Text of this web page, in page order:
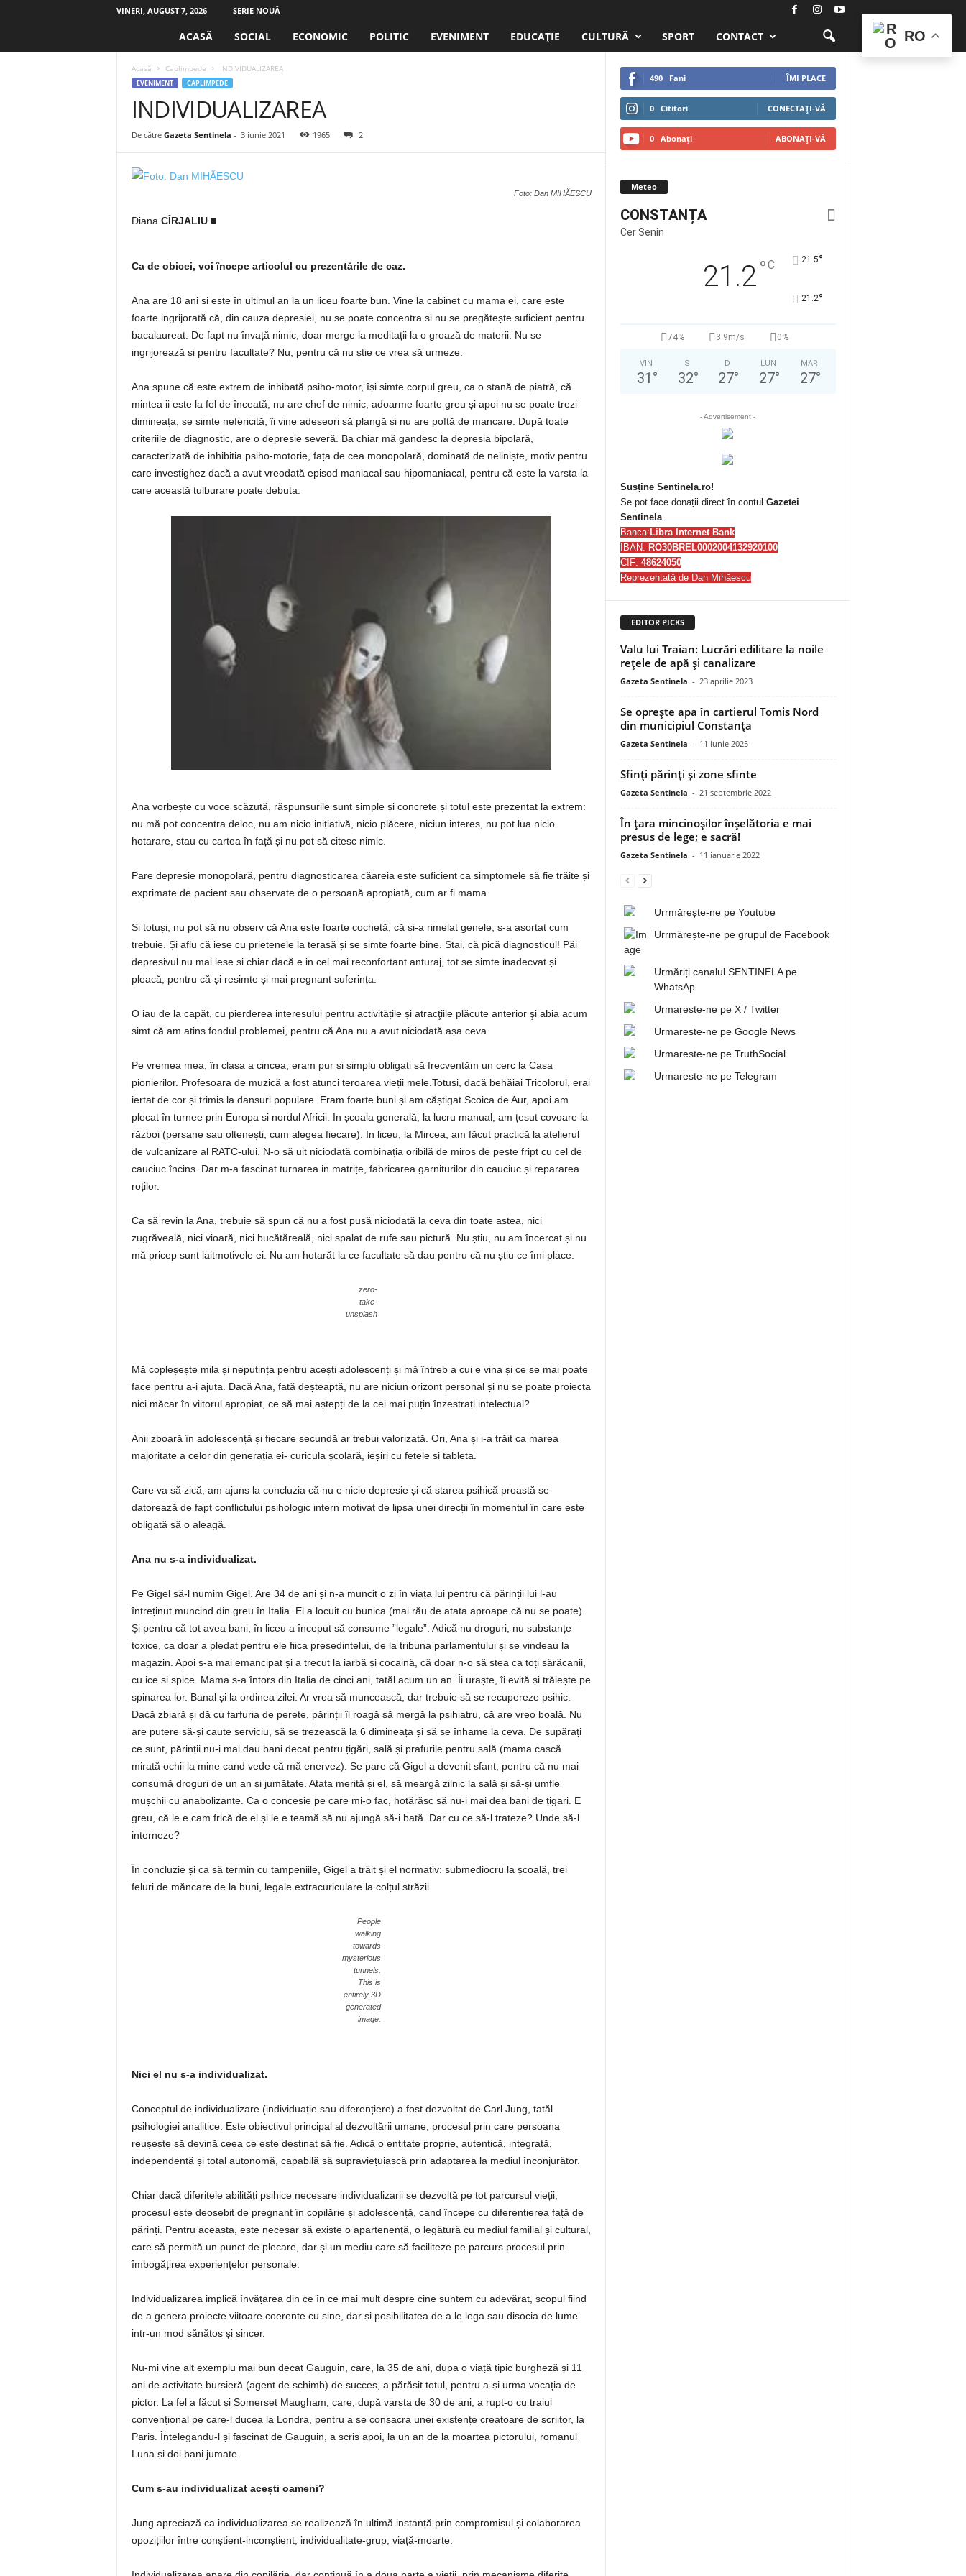
VINERI, AUGUST 7, 2026
SERIE NOUĂ
ACASĂ SOCIAL ECONOMIC POLITIC EVENIMENT EDUCAŢIE CULTURĂ SPORT CONTACT
Acasă Caplimpede INDIVIDUALIZAREA
EVENIMENT CAPLIMPEDE
INDIVIDUALIZAREA
De către Gazeta Sentinela - 3 iunie 2021 1965 2
Foto: Dan MIHĂESCU
Diana CÎRJALIU■
Ca de obicei, voi începe articolul cu prezentările de caz.
Ana are 18 ani si este în ultimul an la un liceu foarte bun. Vine la cabinet cu mama ei, care este
foarte ingrijorată că, din cauza depresiei, nu se poate concentra si nu se pregătește suficient pentru
bacalaureat. De fapt nu învață nimic, doar merge la meditații la o groază de materii. Nu se
ingrijorează și pentru facultate? Nu, pentru că nu știe ce vrea să urmeze.
Ana spune că este extrem de inhibată psiho-motor, își simte corpul greu, ca o stană de piatră, că
mintea ii este la fel de înceată, nu are chef de nimic, adoarme foarte greu și apoi nu se poate trezi
dimineața, se simte nefericită, îi vine adeseori să plangă și nu are poftă de mancare. După toate
criteriile de diagnostic, are o depresie severă. Ba chiar mă gandesc la depresia bipolară,
caracterizată de inhibitia psiho-motorie, fața de cea monopolară, dominată de neliniște, motiv pentru
care investighez dacă a avut vreodată episod maniacal sau hipomaniacal, pentru că este la varsta la
care această tulburare poate debuta.
Ana vorbește cu voce scăzută, răspunsurile sunt simple și concrete și totul este prezentat la extrem:
nu mă pot concentra deloc, nu am nicio inițiativă, nicio plăcere, niciun interes, nu pot lua nicio
hotarare, stau cu cartea în față și nu pot să citesc nimic.
Pare depresie monopolară, pentru diagnosticarea căareia este suficient ca simptomele să fie trăite și
exprimate de pacient sau observate de o persoană apropiată, cum ar fi mama.
Si totuși, nu pot să nu observ că Ana este foarte cochetă, că și-a rimelat genele, s-a asortat cum
trebuie. Și aflu că iese cu prietenele la terasă și se simte foarte bine. Stai, că pică diagnosticul! Păi
depresivul nu mai iese si chiar dacă e in cel mai reconfortant anturaj, tot se simte inadecvat și
pleacă, pentru că-și resimte și mai pregnant suferința.
O iau de la capăt, cu pierderea interesului pentru activitățile și atracţiile plăcute anterior şi abia acum
simt că am atins fondul problemei, pentru că Ana nu a avut niciodată așa ceva.
Pe vremea mea, în clasa a cincea, eram pur și simplu obligați să frecventăm un cerc la Casa
pionierilor. Profesoara de muzică a fost atunci teroarea vieții mele.Totuși, dacă behăiai Tricolorul, erai
iertat de cor și trimis la dansuri populare. Eram foarte buni și am căștigat Scoica de Aur, apoi am
plecat în turnee prin Europa si nordul Africii. In școala generală, la lucru manual, am țesut covoare la
război (persane sau oltenești, cum alegea fiecare). In liceu, la Mircea, am făcut practică la atelierul
de vulcanizare al RATC-ului. N-o să uit niciodată combinația oribilă de miros de pește fript cu cel de
cauciuc încins. Dar m-a fascinat turnarea in matrițe, fabricarea garniturilor din cauciuc și repararea
roților.
Ca să revin la Ana, trebuie să spun că nu a fost pusă niciodată la ceva din toate astea, nici
zugrăveală, nici vioară, nici bucătăreală, nici spalat de rufe sau pictură. Nu știu, nu am încercat și nu
mă pricep sunt laitmotivele ei. Nu am hotarăt la ce facultate să dau pentru că nu știu ce îmi place.
zero-
take-
unsplash
Mă copleșește mila și neputința pentru acești adolescenți și mă întreb a cui e vina și ce se mai poate
face pentru a-i ajuta. Dacă Ana, fată deșteaptă, nu are niciun orizont personal și nu se poate proiecta
nici măcar în viitorul apropiat, ce să mai aștepți de la cei mai puțin înzestrați intelectual?
Anii zboară în adolescență și fiecare secundă ar trebui valorizată. Ori, Ana și i-a trăit ca marea
majoritate a celor din generația ei- curicula școlară, ieșiri cu fetele si tableta.
Care va să zică, am ajuns la concluzia că nu e nicio depresie și că starea psihică proastă se
datorează de fapt conflictului psihologic intern motivat de lipsa unei direcții în momentul în care este
obligată să o aleagă.
Ana nu s-a individualizat.
Pe Gigel să-l numim Gigel. Are 34 de ani și n-a muncit o zi în viața lui pentru că părinții lui l-au
întreținut muncind din greu în Italia. El a locuit cu bunica (mai rău de atata aproape că nu se poate).
Și pentru că tot avea bani, în liceu a început să consume ”legale”. Adică nu droguri, nu substanțe
toxice, ca doar a pledat pentru ele fiica presedintelui, de la tribuna parlamentului și se vindeau la
magazin. Apoi s-a mai emancipat și a trecut la iarbă și cocaină, că doar n-o să stea ca toți sărăcanii,
cu ice si spice. Mama s-a întors din Italia de cinci ani, tatăl acum un an. Îi uraște, îi evită și trăiește pe
spinarea lor. Banal și la ordinea zilei. Ar vrea să muncească, dar trebuie să se recupereze psihic.
Dacă zbiară și dă cu farfuria de perete, părinții îl roagă să mergă la psihiatru, că are vreo boală. Nu
are putere să-și caute serviciu, să se trezească la 6 dimineața și să se înhame la ceva. De supărați
ce sunt, părinții nu-i mai dau bani decat pentru țigări, sală și prafurile pentru sală (mama cască
mirată ochii la mine cand vede că mă enervez). Se pare că Gigel a devenit sfant, pentru că nu mai
consumă droguri de un an și jumătate. Atata merită și el, să meargă zilnic la sală și să-și umfle
mușchii cu anabolizante. Ca o concesie pe care mi-o fac, hotărăsc să nu-i mai dea bani de țigari. E
greu, că le e cam frică de el și le e teamă să nu ajungă să-i bată. Dar cu ce să-l trateze? Unde să-l
interneze?
În concluzie și ca să termin cu tampeniile, Gigel a trăit și el normativ: submediocru la școală, trei
feluri de măncare de la buni, legale extracuriculare la colțul străzii.
People
walking
towards
mysterious
tunnels.
This is
entirely 3D
generated
image.
Nici el nu s-a individualizat.
Conceptul de individualizare (individuație sau diferențiere) a fost dezvoltat de Carl Jung, tatăl
psihologiei analitice. Este obiectivul principal al dezvoltării umane, procesul prin care persoana
reușește să devină ceea ce este destinat să fie. Adică o entitate proprie, autentică, integrată,
independentă și total autonomă, capabilă să supraviețuiască prin adaptarea la mediul înconjurător.
Chiar dacă diferitele abilități psihice necesare individualizarii se dezvoltă pe tot parcursul vieții,
procesul este deosebit de pregnant în copilărie și adolescență, cand începe cu diferențierea față de
părinți. Pentru aceasta, este necesar să existe o apartenență, o legătură cu mediul familial și cultural,
care să permită un punct de plecare, dar și un mediu care să faciliteze pe parcurs procesul prin
îmbogățirea experiențelor personale.
Individualizarea implică învățarea din ce în ce mai mult despre cine suntem cu adevărat, scopul fiind
de a genera proiecte viitoare coerente cu sine, dar și posibilitatea de a le lega sau disocia de lume
intr-un mod sănătos și sincer.
Nu-mi vine alt exemplu mai bun decat Gauguin, care, la 35 de ani, dupa o viață tipic burgheză și 11
ani de activitate bursieră (agent de schimb) de succes, a părăsit totul, pentru a-și urma vocația de
pictor. La fel a făcut și Somerset Maugham, care, după varsta de 30 de ani, a rupt-o cu traiul
convențional pe care-l ducea la Londra, pentru a se consacra unei existențe creatoare de scriitor, la
Paris. Întelegandu-l și fascinat de Gauguin, a scris apoi, la un an de la moartea pictorului, romanul
Luna și doi bani jumate.
Cum s-au individualizat acești oameni?
Jung apreciază ca individualizarea se realizează în ultimă instanță prin compromisul și colaborarea
opozițiilor între conștient-inconștient, individualitate-grup, viață-moarte.
490 Fani ÎMI PLACE
0 Cititori CONECTAȚI-VĂ
0 Abonați ABONAȚI-VĂ
Meteo
CONSTANȚA
Cer Senin
21.2°C 21.5°
21.2°
74% 3.9m/s 0%
VIN
31 °
S
32°
D
27°
LUN
27°
MAR
27°
- Advertisement -
Susține Sentinela.ro!
Se pot face donații direct în contul Gazetei
Sentinela.
Banca: Libra Internet Bank
IBAN: RO30BREL0002004132920100
CIF: 48624050
Reprezentată de Dan Mihăescu
EDITOR PICKS
Valu lui Traian: Lucrări edilitare la noile
reţele de apă şi canalizare
Gazeta Sentinela - 23 aprilie 2023
Se oprește apa în cartierul Tomis Nord
din municipiul Constanța
Gazeta Sentinela - 11 iunie 2025
Sfinţi părinţi şi zone sfinte
Gazeta Sentinela - 21 septembrie 2022
În țara mincinoșilor înşelătoria e mai
presus de lege; e sacră!
Gazeta Sentinela - 11 ianuarie 2022
Urrmărește-ne pe Youtube
Urrmărește-ne pe grupul de Facebook
Urmăriți canalul SENTINELA pe
WhatsAp
Urmareste-ne pe X / Twitter
Urmareste-ne pe Google News
Urmareste-ne pe TruthSocial
Urmareste-ne pe Telegram
RO